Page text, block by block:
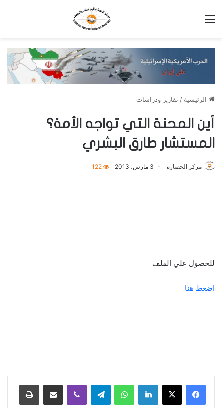
الرئيسية / تقارير ودراسات
أين المحنة التي تواجه الأمة؟
المستشار طارق البشري
مركز الحضارة 3 مارس، 2013 122
للحصول علي الملف
اضغط هنا
لينكدإن واتساب